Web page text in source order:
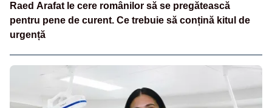
Raed Arafat le cere românilor să se pregătească
pentru pene de curent. Ce trebuie să conțină kitul de
urgență